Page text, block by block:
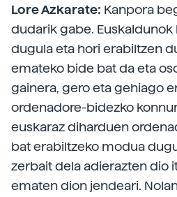
Lore Azkarate: Kanpora
dudarik gabe. Euskaldunok
dugula eta hori erabiltzen
emateko bide bat da eta
gainera, gero eta gehiago
ordenadore-bidezko
euskaraz diharduen
bat erabiltzeko modua
zerbait dela adierazten dio
ematen dion jendeari.